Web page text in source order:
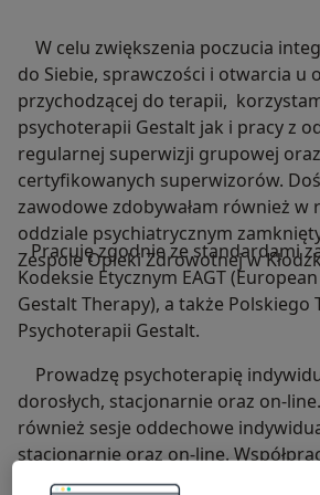
W celu zwiększenia poczucia
do Siebie, sprawczości i otwarcia u
przychodzącej do terapii,
psychoterapii Gestalt jak i pracy z
regularnej superwizji grupowej
certyfikowanych superwizorów.
zawodowe zdobywałam również w
oddziale psychiatrycznym
Zespole Opieki Zdrowotnej w
Pracuję zgodnie ze standardami
Kodeksie Etycznym EAGT
Gestalt Therapy), a także Polskiego
Psychoterapii Gestalt.
Prowadzę psychoterapię
dorosłych, stacjonarnie oraz on-
również sesje oddechowe
stacjonarnie oraz on-line.
terapeutami w ramach warsztatów